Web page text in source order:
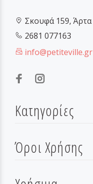
Σκουφά 159, Άρτα
2681 077163
info@petiteville.gr
Κατηγορίες
Όροι Χρήσης